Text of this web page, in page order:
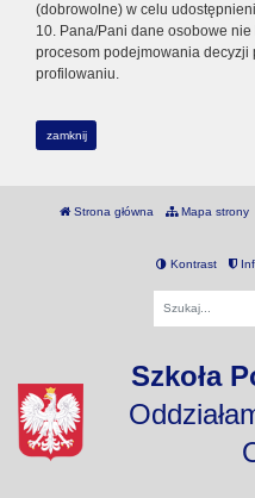
(dobrowolne) w celu
10. Pana/Pani dane osobowe
procesom podejmowania decyzji
profilowaniu.
zamknij
Strona główna Mapa strony
Kontrast
Szkoła